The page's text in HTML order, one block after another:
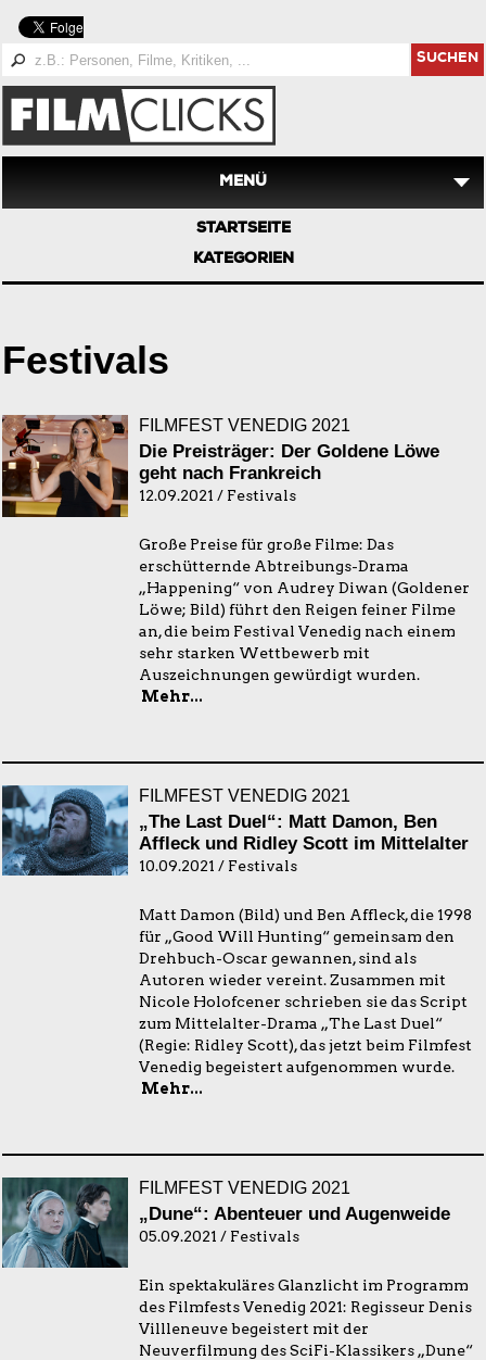
SUCHEN
MENÜ
STARTSEITE
KATEGORIEN
Festivals
FILMFEST VENEDIG 2021
Die Preisträger: Der Goldene Löwe
geht nach Frankreich
12.09.2021 / Festivals
Große Preise für große Filme: Das
erschütternde Abtreibungs-Drama
„Happening“ von Audrey Diwan (Goldener
Löwe; Bild) führt den Reigen feiner Filme
an, die beim Festival Venedig nach einem
sehr starken Wettbewerb mit
Auszeichnungen gewürdigt wurden.
Mehr...
FILMFEST VENEDIG 2021
„The Last Duel“: Matt Damon, Ben
Affleck und Ridley Scott im Mittelalter
10.09.2021 / Festivals
Matt Damon (Bild) und Ben Affleck, die 1998
für „Good Will Hunting“ gemeinsam den
Drehbuch-Oscar gewannen, sind als
Autoren wieder vereint. Zusammen mit
Nicole Holofcener schrieben sie das Script
zum Mittelalter-Drama „The Last Duel“
(Regie: Ridley Scott), das jetzt beim Filmfest
Venedig begeistert aufgenommen wurde.
Mehr...
FILMFEST VENEDIG 2021
„Dune“: Abenteuer und Augenweide
05.09.2021 / Festivals
Ein spektakuläres Glanzlicht im Programm
des Filmfests Venedig 2021: Regisseur Denis
Villleneuve begeistert mit der
Neuverfilmung des SciFi-Klassikers „Dune“